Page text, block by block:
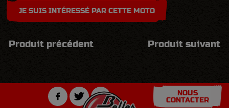
JE SUIS INTÉRESSÉ PAR CETTE MOTO
Produit précédent Produit suivant
NOUS
CONTACTER